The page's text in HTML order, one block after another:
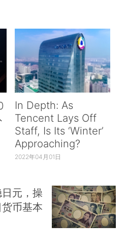
In Depth: As
Tencent Lays Off
Staff, Is Its ‘Winter’
Approaching?
2022年04月01日
元，操
币基本